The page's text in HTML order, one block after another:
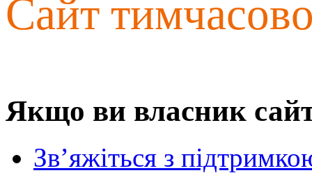
Сайт
Якщо ви власник
Зв’яжіться з